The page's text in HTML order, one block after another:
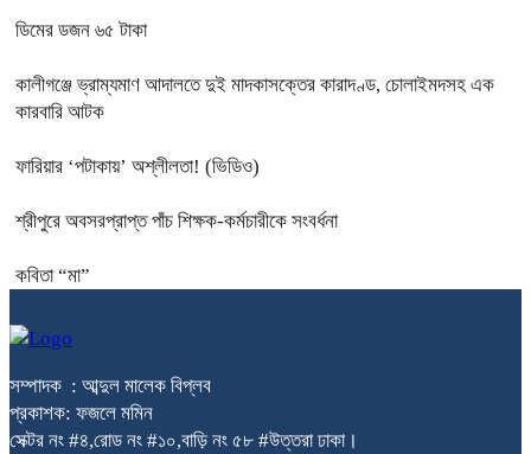
ডিমের ডজন ৬৫ টাকা
কালীগঞ্জে ভ্রাম্যমাণ আদালতে দুই মাদকাসক্তের কারাদণ্ড, চোলাইমদসহ এক
কারবারি আটক
ফারিয়ার ‘পটাকায়’ অশ্লীলতা! (ভিডিও)
শ্রীপুরে অবসরপ্রাপ্ত পাঁচ শিক্ষক-কর্মচারীকে সংবর্ধনা
কবিতা “মা”
সম্পাদক : আব্দুল মালেক বিপ্লব
প্রকাশক: ফজলে মমিন
সেক্টর নং #৪,রোড নং #১০,বাড়ি নং ৫৮ #উত্তরা ঢাকা।